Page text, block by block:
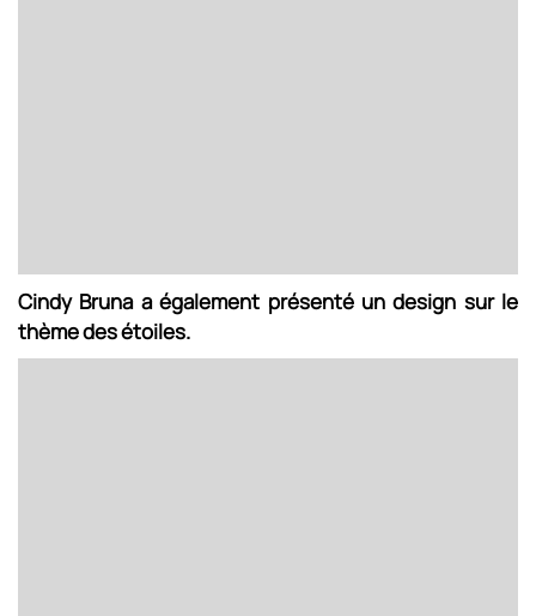
Cindy Bruna a également présenté un design sur le
thème des étoiles.